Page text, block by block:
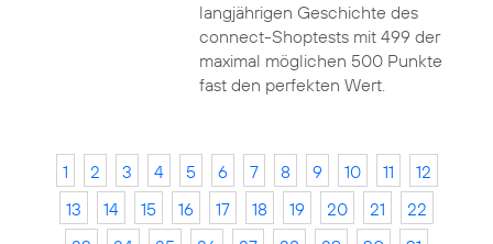
langjährigen Geschichte des
connect-Shoptests mit 499 der
maximal möglichen 500 Punkte
fast den perfekten Wert.
1 2 3 4 5 6 7 8 9 10 11
12
13
14 15 16 17 18 19 20 21
22